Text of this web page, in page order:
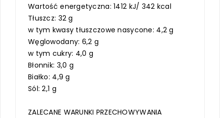
Wartość energetyczna: 1412 kJ/ 342 kcal
Tłuszcz: 32 g
w tym kwasy tłuszczowe nasycone: 4,2 g
Węglowodany: 6,2 g
w tym cukry: 4,0 g
Błonnik: 3,0 g
Białko: 4,9 g
Sól: 2,1 g
ZALECANE WARUNKI PRZECHOWYWANIA